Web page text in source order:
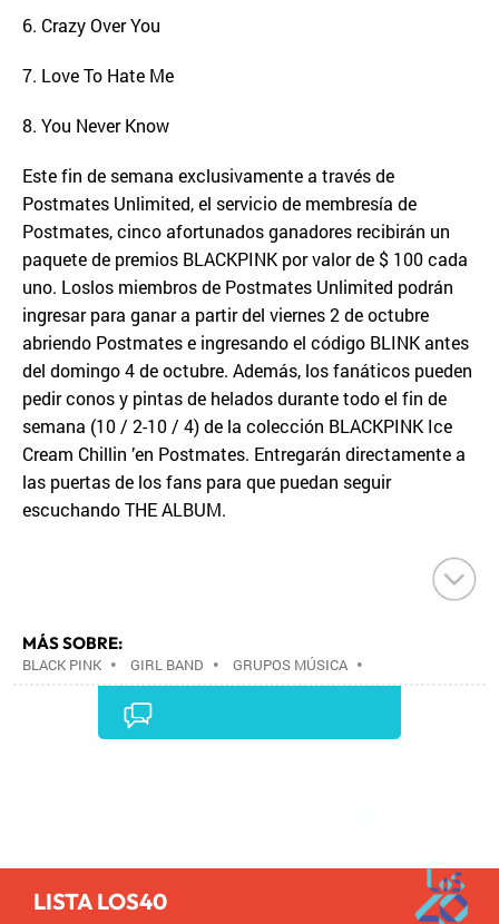
6. Crazy Over You
7. Love To Hate Me
8. You Never Know
Este fin de semana exclusivamente a través de
Postmates Unlimited, el servicio de membresía de
Postmates, cinco afortunados ganadores recibirán un
paquete de premios BLACKPINK por valor de $ 100 cada
uno. Loslos miembros de Postmates Unlimited podrán
ingresar para ganar a partir del viernes 2 de octubre
abriendo Postmates e ingresando el código BLINK antes
del domingo 4 de octubre. Además, los fanáticos pueden
pedir conos y pintas de helados durante todo el fin de
semana (10 / 2-10 / 4) de la colección BLACKPINK Ice
Cream Chillin ’en Postmates. Entregarán directamente a
las puertas de los fans para que puedan seguir
escuchando THE ALBUM.
MÁS SOBRE:
BLACK PINK • GIRL BAND • GRUPOS MÚSICA •
•
LISTA LOS40